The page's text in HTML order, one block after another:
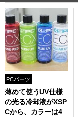
PCパーツ
薄めて使うUV仕様
の光る冷却液がXSP
Cから、カラーは4